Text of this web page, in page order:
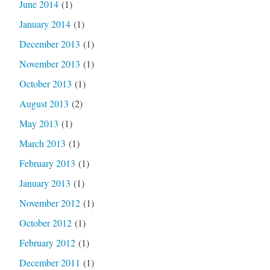
June 2014(1)
January 2014(1)
December 2013 (1)
November 2013 (1)
October 2013 (1)
August 2013 (2)
May 2013 (1)
March 2013 (1)
February 2013 (1)
January 2013 (1)
November 2012(1)
October 2012(1)
February 2012(1)
December 2011 (1)